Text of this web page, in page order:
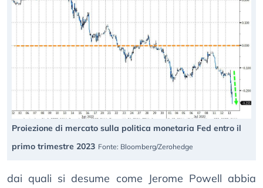
Proiezione di mercato sulla politica monetaria Fed entro il
primo trimestre 2023 Fonte: Bloomberg/Zerohedge
dai quali si desume come Jerome Powell abbia